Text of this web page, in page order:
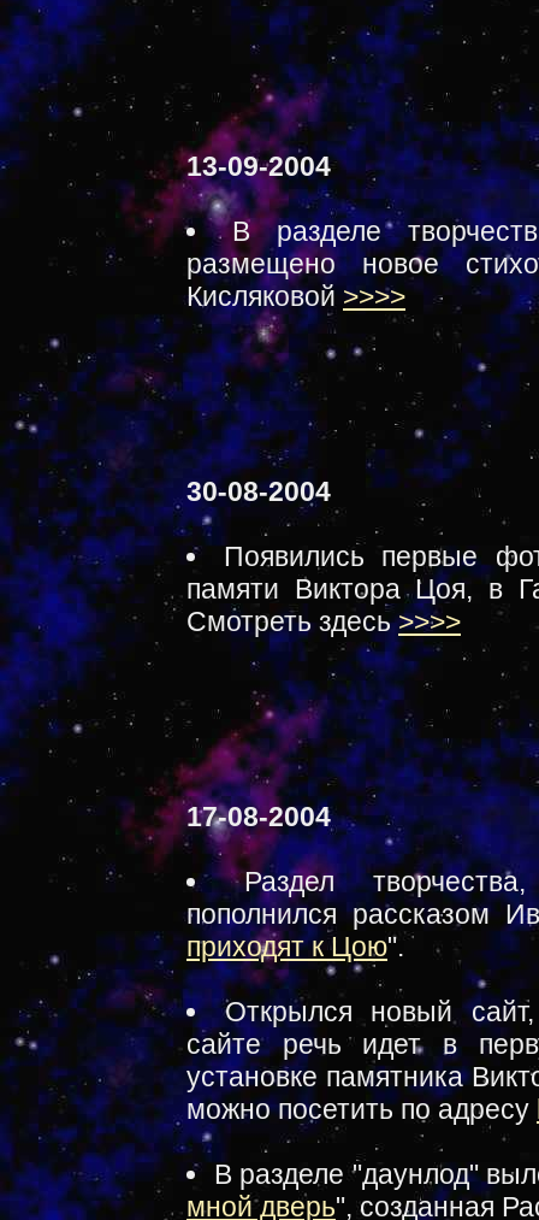
13-09-2004
В разделе
размещено новое
Кисляковой>>>>
30-08-2004
Появились первые
памяти Виктора Цоя, в
Смотреть здесь>>>>
17-08-2004
Раздел
пополнился рассказом
приходят к Цою".
Открылся новый
сайте речь идет в
установке памятника
можно посетить по адресу
В разделе "даунлод"
мной дверь", созданная